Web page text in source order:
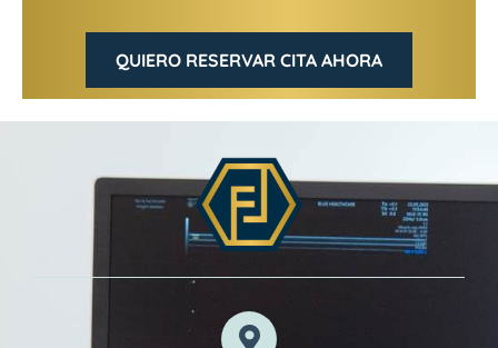
QUIERO RESERVAR CITA AHORA